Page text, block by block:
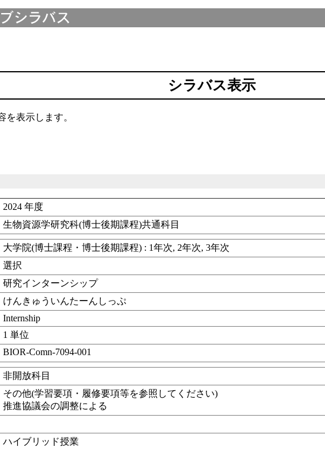
シラバス表示
表示します。
2024 年度
生物資源学研究科(博士後期課程)共通科目
大学院(博士課程・博士後期課程) : 1年次, 2年次, 3年次
選択
研究インターンシップ
けんきゅういんたーんしっぷ
Internship
1 単位
BIOR-Comn-7094-001
非開放科目
その他(学習要項・履修要項等を参照してください)
推進協議会の調整による
ハイブリッド授業